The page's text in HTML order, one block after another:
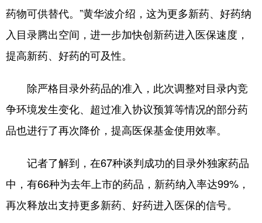
药物可供替代。”黄华波介绍，这为更多新药、好药纳
入目录腾出空间，进一步加快创新药进入医保速度，
提高新药、好药的可及性。
除严格目录外药品的准入，此次调整对目录内竞
争环境发生变化、超过准入协议预算等情况的部分药
品也进行了再次降价，提高医保基金使用效率。
记者了解到，在67种谈判成功的目录外独家药品
中，有66种为去年上市的药品，新药纳入率达99%，
再次释放出支持更多新药、好药进入医保的信号。